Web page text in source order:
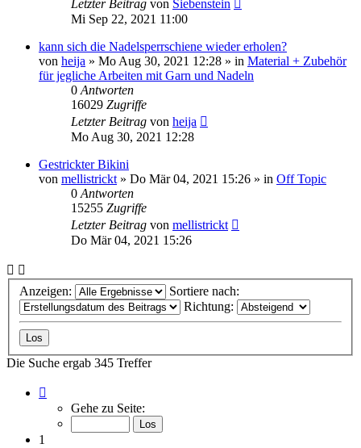
Letzter Beitrag von Siebenstein
Mi Sep 22, 2021 11:00
kann sich die Nadelsperrschiene wieder erholen?
von heija » Mo Aug 30, 2021 12:28 » in Material + Zubehör
für jegliche Arbeiten mit Garn und Nadeln
0 Antworten
16029 Zugriffe
Letzter Beitrag von heija
Mo Aug 30, 2021 12:28
Gestrickter Bikini
von mellistrickt » Do Mär 04, 2021 15:26 » in Off Topic
0 Antworten
15255 Zugriffe
Letzter Beitrag von mellistrickt
Do Mär 04, 2021 15:26
Anzeigen:
Sortiere nach:
Richtung:
Die Suche ergab 345 Treffer
von
Gehe zu Seite:
1